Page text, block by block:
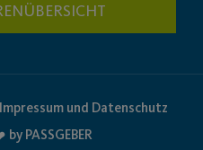
und Datenschutz
by PASSGEBER